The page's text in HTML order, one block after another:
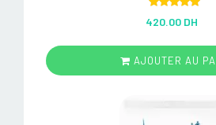
out of 5
420.00 DH
AJOUTER AU